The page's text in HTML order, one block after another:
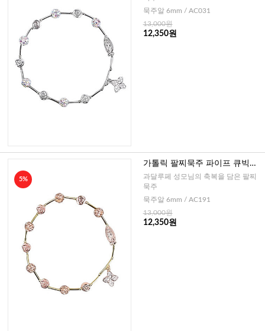
묵주알 6mm / AC031
13,000원
12,350원
5%
가톨릭 팔찌묵주 파이프 큐빅볼
장미문양(금도금)-6mm
과달루페 성모님의 축복을 담은 팔찌
묵주
묵주알 6mm / AC191
13,000원
12,350원